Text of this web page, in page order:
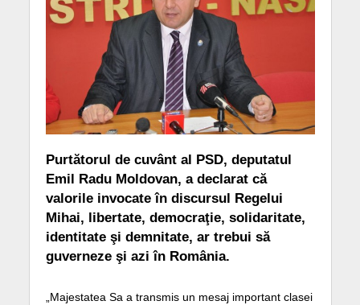
Purtătorul de cuvânt al PSD, deputatul
Emil Radu Moldovan, a declarat că
valorile invocate în discursul Regelui
Mihai, libertate, democraţie, solidaritate,
identitate şi demnitate, ar trebui să
guverneze şi azi în România.
„Majestatea Sa a transmis un mesaj important clasei